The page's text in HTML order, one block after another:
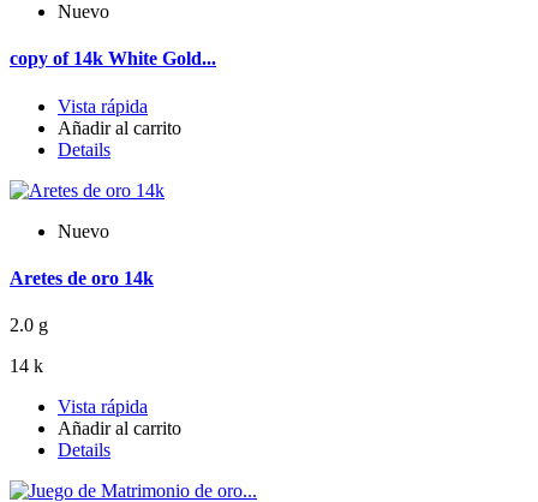
Nuevo
copy of 14k White Gold...
Vista rápida
Añadir al carrito
Details
Nuevo
Aretes de oro 14k
2.0 g
14 k
Vista rápida
Añadir al carrito
Details